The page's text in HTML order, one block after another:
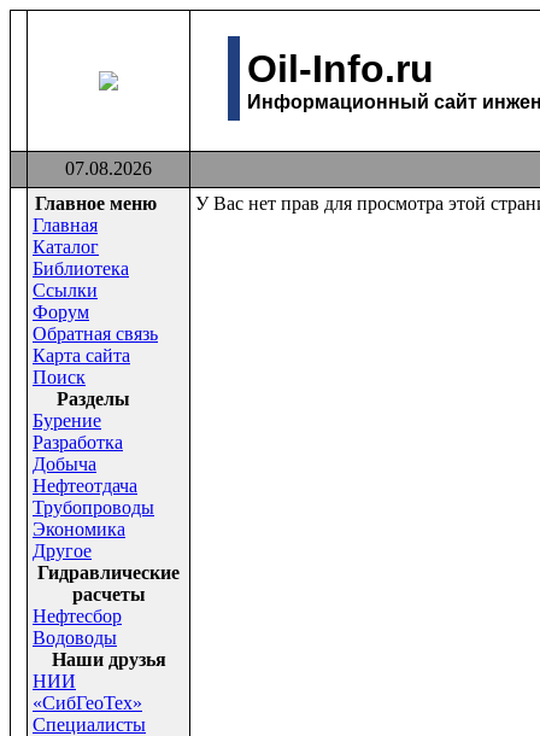
Oil-Info.ru
Информационный сайт
07.08.2026
Главное меню
Главная
Каталог
Библиотека
Ссылки
Форум
Обратная связь
Карта сайта
Поиск
Раздeлы
Бурение
Разработка
Добыча
Нефтеотдача
Трубопроводы
Экономика
Другое
Гидравлические
расчеты
Нефтесбор
Водоводы
Наши друзья
НИИ
«СибГеоТех»
Специалисты
У Вас нет прав для просмотра этой